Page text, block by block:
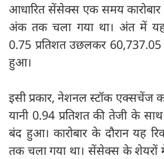
आधारित सेंसेक्स एक समय कारोबार
अंक तक चला गया था। अंत में
0.75 प्रतिशत उछलकर 60,737.05
हुआ।
इसी प्रकार, नेशनल स्टॉक एक्सचेंज
यानी 0.94 प्रतिशत की तेजी के
बंद हुआ। कारोबार के दौरान यह
तक चला गया था। सेंसेक्स के शेयरों